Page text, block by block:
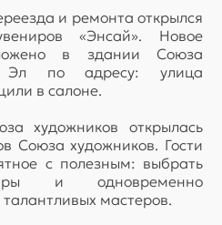
и ремонта открылся
«Энсай». Новое
в здании Союза
Эл по адресу: улица
в салоне.
художников открылась
Союза художников. Гости
с полезным: выбрать
и одновременно
мастеров.